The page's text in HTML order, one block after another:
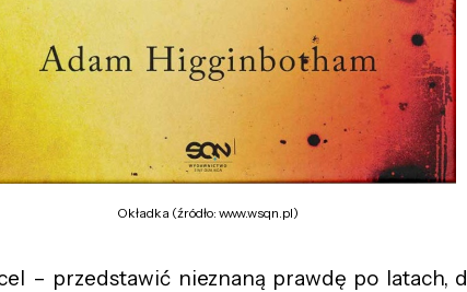
Okładka (źródło: www.wsqn.pl)
– przedstawić nieznaną prawdę po latach,